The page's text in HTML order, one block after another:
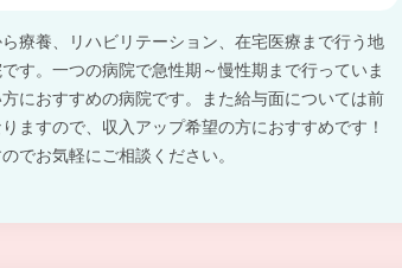
療養、リハビリテーション、在宅医療まで行う地
す。一つの病院で急性期～慢性期まで行っていま
におすすめの病院です。また給与面については前
ますので、収入アップ希望の方におすすめです！
でお気軽にご相談ください。